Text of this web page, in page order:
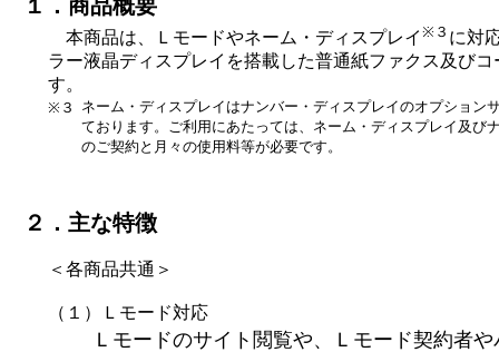
１．商品概要
本商品は、Ｌモードやネーム・ディスプレイ ※３ に対
ラー液晶ディスプレイを搭載した普通紙ファクス及び
す。
※３ ネーム・ディスプレイはナンバー・ディスプレイのオプション
ております。ご利用にあたっては、ネーム・ディスプレイ及び
のご契約と月々の使用料等が必要です。
２．主な特徴
＜各商品共通＞
（１）Ｌモード対応
Ｌモードのサイト閲覧や、Ｌモード契約者や